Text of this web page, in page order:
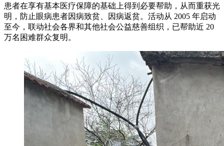
患者在享有基本医疗保障的基础上得到必要帮助，从而重获光
明，防止眼病患者因病致贫、因病返贫。活动从 2005 年启动
至今，联动社会各界和其他社会公益慈善组织，已帮助近 20
万名困难群众复明。